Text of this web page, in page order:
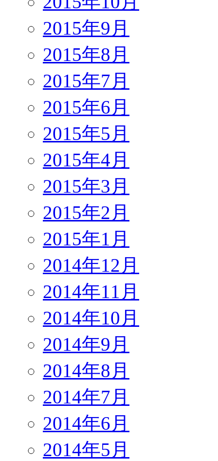
2015年9月
2015年8月
2015年7月
2015年6月
2015年5月
2015年4月
2015年3月
2015年2月
2015年1月
2014年12月
2014年11月
2014年10月
2014年9月
2014年8月
2014年7月
2014年6月
2014年5月